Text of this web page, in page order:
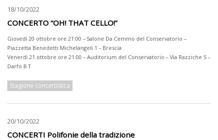
18/10/2022
CONCERTO “OH! THAT CELLO!”
Giovedì 20 ottobre ore 21:00 – Salone Da Cemmo del Conservatorio –
Piazzetta Benedetti Michelangeli 1 – Brescia
Venerdì 21 ottobre ore 21:00 – Auditorium del Conservatorio – Via Razziche 5 –
Darfo B.T
Stagione concertistica
20/10/2022
CONCERTI Polifonie della tradizione